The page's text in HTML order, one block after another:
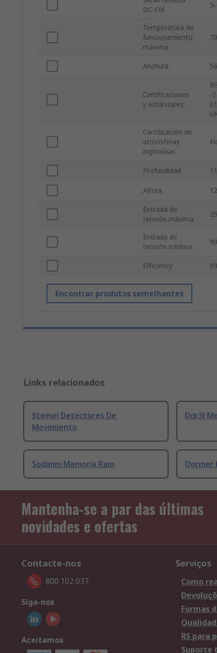
DC-OK
Sí
Temperatura de
funcionamiento
máxima
Anchura
Certificaciones
y estándares
-
Certificación de
atmósferas
explosivas
Profundidad
Altura
Entrada de
tensión máxima
Entrada de
tensión mínima
Efficiency
Encontrar produtos semelhantes
Links relacionados
Steinel Detectores De
Movimiento
Ddr3l
Sodimm Memoria Ram Dormer
Mantenha-se a par das últimas
novidades e ofertas
Contacte-nos
800 102 037
Siga-nos
Aceitamos
Serviços
Como
Formas
RS para
Suporte